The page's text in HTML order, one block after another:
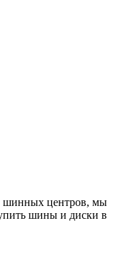
шинных центров, мы
шины и диски в